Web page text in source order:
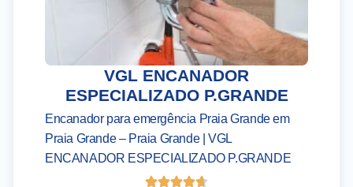
VGL ENCANADOR
ESPECIALIZADO P.GRANDE
Encanador para emergência Praia Grande em
Praia Grande – Praia Grande | VGL
ENCANADOR ESPECIALIZADO P.GRANDE